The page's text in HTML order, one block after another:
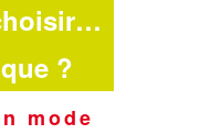
?
mode